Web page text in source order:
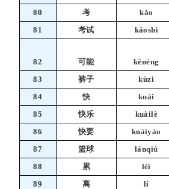
80
考 kǎo
81
考试 kǎoshì
82 可能 kěnéng
83
裤子 kùzi
84
快 kuài
85
快乐 kuàilè
86
快要 kuàiyào
87
篮球 lánqiú
88
累 lèi
89
离 lí